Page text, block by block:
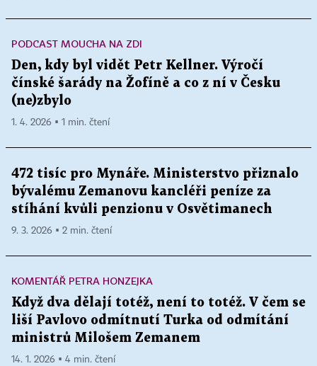
PODCAST MOUCHA NA ZDI
Den, kdy byl vidět Petr Kellner. Výročí
čínské šarády na Žofíně a co z ní v Česku
(ne)zbylo
1. 4. 2026 ▪ 1 min. čtení
472 tisíc pro Mynáře. Ministerstvo přiznalo
bývalému Zemanovu kancléři peníze za
stíhání kvůli penzionu v Osvětimanech
9. 3. 2026 ▪ 2 min. čtení
KOMENTÁŘ PETRA HONZEJKA
Když dva dělají totéž, není to totéž. V čem se
liší Pavlovo odmítnutí Turka od odmítání
ministrů Milošem Zemanem
14. 1. 2026 ▪ 4 min. čtení